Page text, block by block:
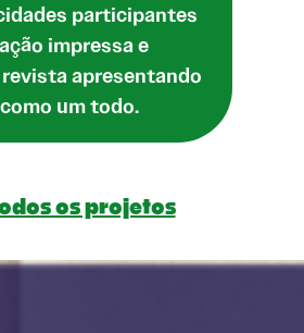
participantes
impressa e
apresentando
um todo.
os projetos